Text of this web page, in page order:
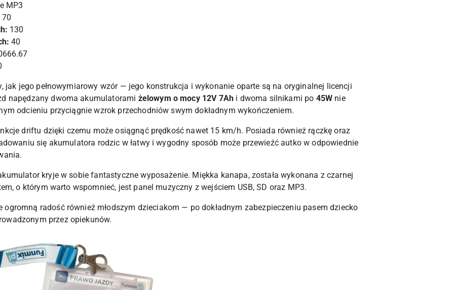
MP3
70
130
40
jak jego pełnowymiarowy wzór — jego konstrukcja i wykonanie oparte są na oryginalnej licencji
napędzany dwoma akumulatorami żelowym o mocy 12V 7Ah i dwoma silnikami po 45W nie
odcieniu przyciągnie wzrok przechodniów swym dokładnym wykończeniem.
driftu dzięki czemu może osiągnąć prędkość nawet 15 km/h. Posiada również rączkę oraz
się akumulatora rodzic w łatwy i wygodny sposób może przewieźć autko w odpowiednie
kryje w sobie fantastyczne wyposażenie. Miękka kanapa, została wykonana z czarnej
o którym warto wspomnieć, jest panel muzyczny z wejściem USB, SD oraz MP3.
ogromną radość również młodszym dzieciakom — po dokładnym zabezpieczeniu pasem dziecko
przez opiekunów.